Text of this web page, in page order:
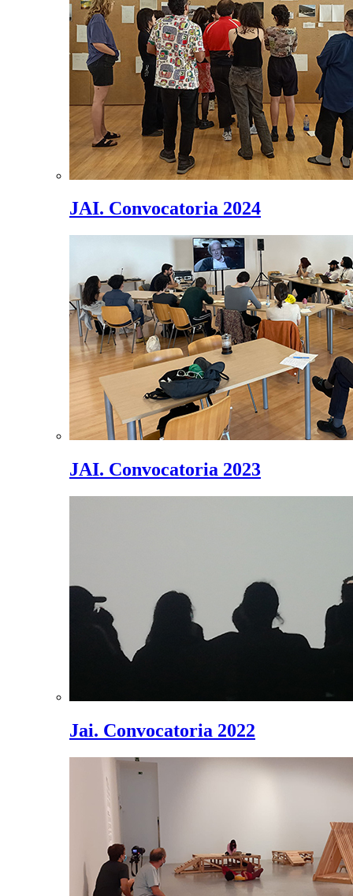
JAI. Convocatoria 2024
JAI. Convocatoria 2023
Jai. Convocatoria 2022